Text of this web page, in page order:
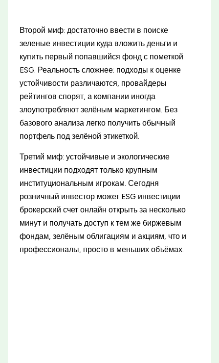
Второй миф: достаточно ввести в поиске
зеленые инвестиции куда вложить деньги и
купить первый попавшийся фонд с пометкой
ESG. Реальность сложнее: подходы к оценке
устойчивости различаются, провайдеры
рейтингов спорят, а компании иногда
злоупотребляют зелёным маркетингом. Без
базового анализа легко получить обычный
портфель под зелёной этикеткой.
Третий миф: устойчивые и экологические
инвестиции подходят только крупным
институциональным игрокам. Сегодня
розничный инвестор может ESG инвестиции
брокерский счет онлайн открыть за несколько
минут и получать доступ к тем же биржевым
фондам, зелёным облигациям и акциям, что и
профессионалы, просто в меньших объёмах.